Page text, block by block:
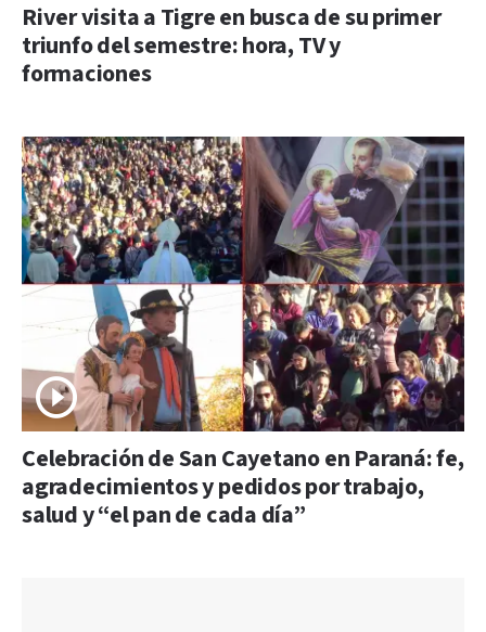
River visita a Tigre en busca de su primer
triunfo del semestre: hora, TV y
formaciones
Celebración de San Cayetano en Paraná: fe,
agradecimientos y pedidos por trabajo,
salud y “el pan de cada día”